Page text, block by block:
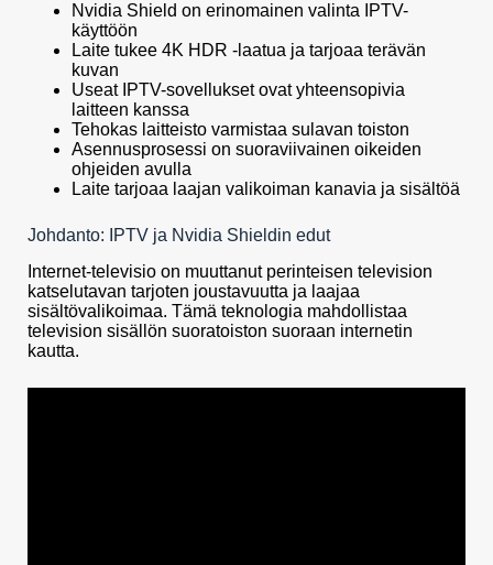
Nvidia Shield on erinomainen valinta IPTV-
käyttöön
Laite tukee 4K HDR -laatua ja tarjoaa terävän
kuvan
Useat IPTV-sovellukset ovat yhteensopivia
laitteen kanssa
Tehokas laitteisto varmistaa sulavan toiston
Asennusprosessi on suoraviivainen oikeiden
ohjeiden avulla
Laite tarjoaa laajan valikoiman kanavia ja sisältöä
Johdanto: IPTV ja Nvidia Shieldin edut
Internet-televisio on muuttanut perinteisen television
katselutavan tarjoten joustavuutta ja laajaa
sisältövalikoimaa. Tämä teknologia mahdollistaa
television sisällön suoratoiston suoraan internetin
kautta.